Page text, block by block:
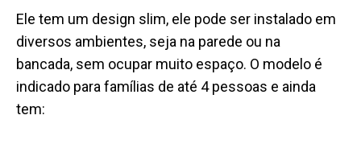
Ele tem um design slim, ele pode ser instalado em
diversos ambientes, seja na parede ou na
bancada, sem ocupar muito espaço. O modelo é
indicado para famílias de até 4 pessoas e ainda
tem: